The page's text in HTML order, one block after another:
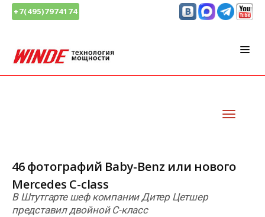
+7(495)7974174
46 фотографий Baby-Benz или нового
Mercedes C-class
В Штутгарте шеф компании Дитер Цетшер
представил двойной С-класс